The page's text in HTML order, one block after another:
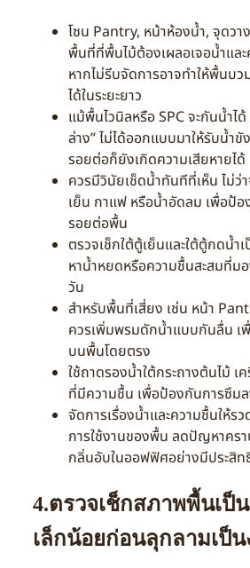
โซน Pantry, หน้าห้องน้ำ, จุดวา
พื้นที่ที่พื้นไม้ต้องเผลอเจอน้ำแล
หากไม่รีบจัดการอาจทำให้พื้นบว
ได้ในระยะยาว
แม้พื้นไวนิลหรือ SPC จะกันน้ำไ
ล่าง” ไม่ได้ออกแบบมาให้รับน้ำ
รอยต่อก็ยังเกิดความเสียหายได้
ควรมีวินัยเช็ดน้ำทันทีที่เห็น ไม่ว่
เย็น กาแฟ หรือน้ำอัดลม เพื่อป้อ
รอยต่อพื้น
ตรวจเช็กใต้ตู้เย็นและใต้ตู้กดน้ำ
หาน้ำหยดหรือความชื้นสะสมที่มอ
วัน
สำหรับพื้นที่เสี่ยง เช่น หน้า
ควรเพิ่มพรมดักน้ำแบบกันลื่น เ
บนพื้นโดยตรง
ใช้ถาดรองน้ำใต้กระถางต้นไม้
ที่มีความชื้น เพื่อป้องกันการซึม
จัดการเรื่องน้ำและความชื้นให้ร
การใช้งานของพื้น ลดปัญหาคร
กลิ่นอับในออฟฟิศอย่างมีประสิ
4.ตรวจเช็กสภาพพื้นเป็
เล็กน้อยก่อนลุกลามเป็